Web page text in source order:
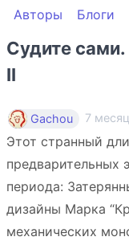
Авторы Блоги
Судите
II
Gachou 7
Этот странный
предварительных
периода:
дизайны Марка
механических